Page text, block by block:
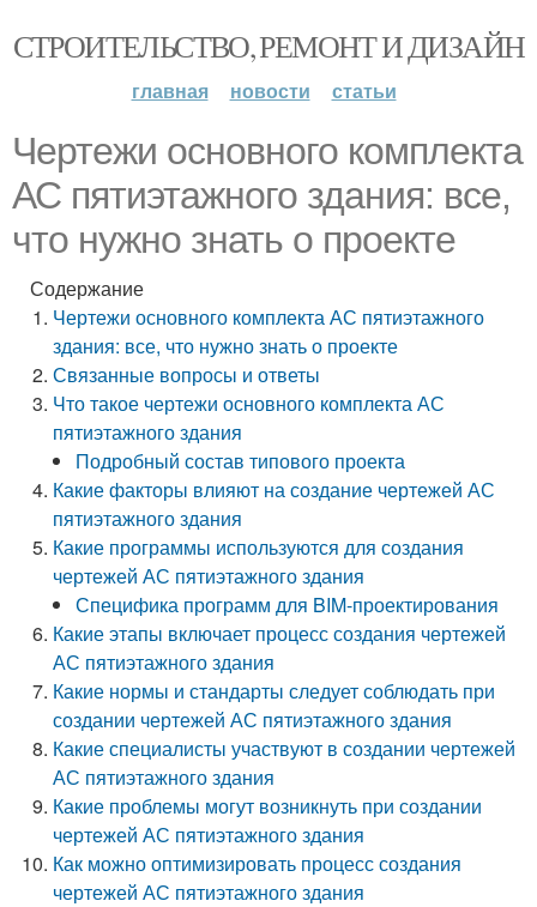
СТРОИТЕЛЬСТВО, РЕМОНТ И ДИЗАЙН
главная новости статьи
Чертежи основного комплекта
АС пятиэтажного здания: все,
что нужно знать о проекте
Содержание
Чертежи основного комплекта АС пятиэтажного
здания: все, что нужно знать о проекте
Связанные вопросы и ответы
Что такое чертежи основного комплекта АС
пятиэтажного здания
Подробный состав типового проекта
Какие факторы влияют на создание чертежей АС
пятиэтажного здания
Какие программы используются для создания
чертежей АС пятиэтажного здания
Специфика программ для BIM-проектирования
Какие этапы включает процесс создания чертежей
АС пятиэтажного здания
Какие нормы и стандарты следует соблюдать при
создании чертежей АС пятиэтажного здания
Какие специалисты участвуют в создании чертежей
АС пятиэтажного здания
Какие проблемы могут возникнуть при создании
чертежей АС пятиэтажного здания
Как можно оптимизировать процесс создания
чертежей АС пятиэтажного здания